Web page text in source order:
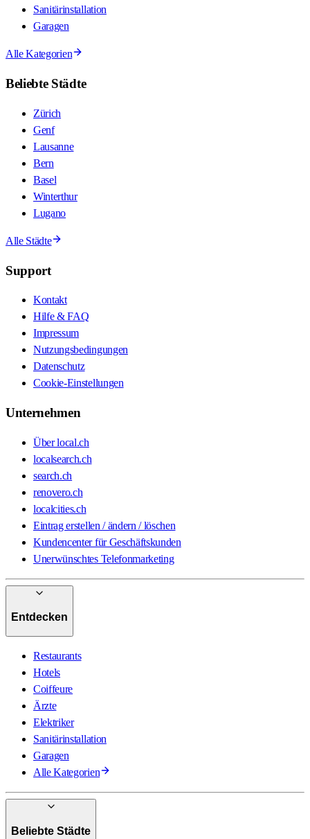
Sanitärinstallation
Garagen
Alle Kategorien
Beliebte Städte
Zürich
Genf
Lausanne
Bern
Basel
Winterthur
Lugano
Alle Städte
Support
Kontakt
Hilfe & FAQ
Impressum
Nutzungsbedingungen
Datenschutz
Cookie-Einstellungen
Unternehmen
Über local.ch
localsearch.ch
search.ch
renovero.ch
localcities.ch
Eintrag erstellen / ändern / löschen
Kundencenter für Geschäftskunden
Unerwünschtes Telefonmarketing
Entdecken
Restaurants
Hotels
Coiffeure
Ärzte
Elektriker
Sanitärinstallation
Garagen
Alle Kategorien
Beliebte Städte